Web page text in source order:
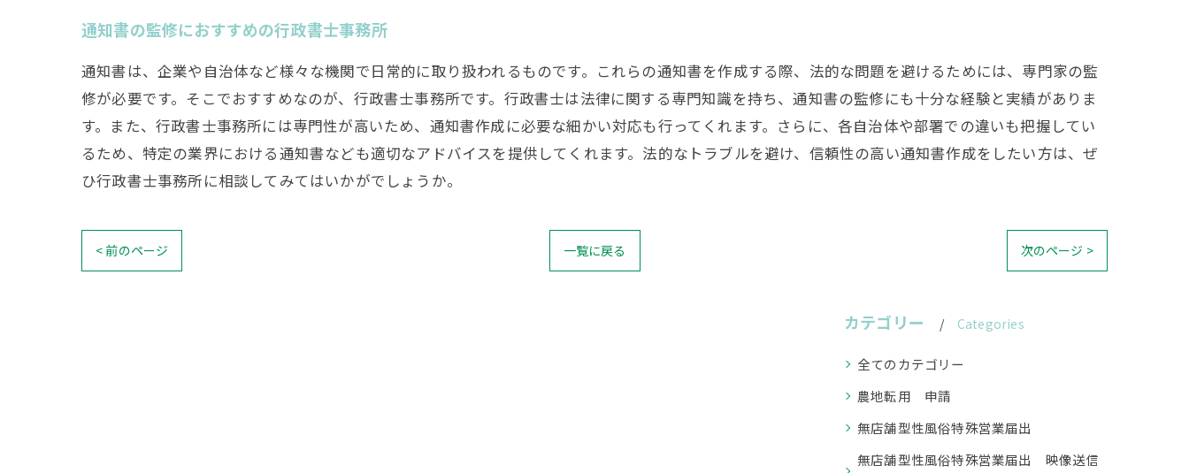
通知書の監修におすすめの行政書士事務所
通知書は、企業や自治体など様々な機関で日常的に取り扱われるものです。これらの通知書を作成する際、法的な問題を避けるためには、専門家の監
修が必要です。そこでおすすめなのが、行政書士事務所です。行政書士は法律に関する専門知識を持ち、通知書の監修にも十分な経験と実績がありま
す。また、行政書士事務所には専門性が高いため、通知書作成に必要な細かい対応も行ってくれます。さらに、各自治体や部署での違いも把握してい
るため、特定の業界における通知書なども適切なアドバイスを提供してくれます。法的なトラブルを避け、信頼性の高い通知書作成をしたい方は、ぜ
ひ行政書士事務所に相談してみてはいかがでしょうか。
< 前のページ 一覧に戻る 次のページ >
カテゴリー Categories
全てのカテゴリー
農地転用 申請
無店舗型性風俗特殊営業届出
無店舗型性風俗特殊営業届出 映像送信